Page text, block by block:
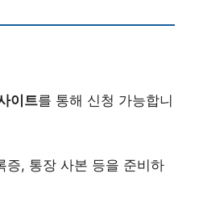
이트를 통해 신청 가능합니
증, 통장 사본 등을 준비하